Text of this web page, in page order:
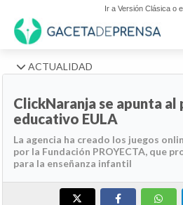
Ir a Versión Clásica o
ACTUALIDAD
ClickNaranja se apunta
educativo EULA
La agencia ha creado los juegos
por la Fundación PROYECTA, que
para la enseñanza infantil